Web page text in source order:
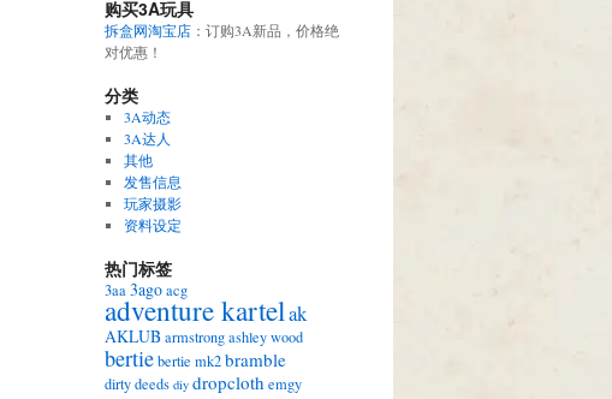
购买3A玩具
拆盒网淘宝店 ：订购3A新品，价格绝
对优惠！
分类
3A动态
3A达人
其他
发售信息
玩家摄影
资料设定
热门标签
3aa 3agoacg
adventure kartelak
AKLUBarmstrongashley wood
bertiebertie mk2bramble
dirty deeds diy dropcloth emgy